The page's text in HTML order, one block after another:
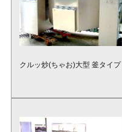
クルッ炒(ちゃお)大型 釜タイプ